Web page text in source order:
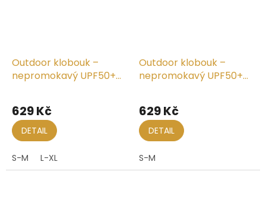
Outdoor klobouk –
nepromokavý UPF50+
hodnocení
produktu
je
5,0
5
hvězdiček.
629 Kč
DETAIL
S-M L-XL
Outdoor klobouk –
nepromokavý UPF50+
629 Kč
DETAIL
S-M